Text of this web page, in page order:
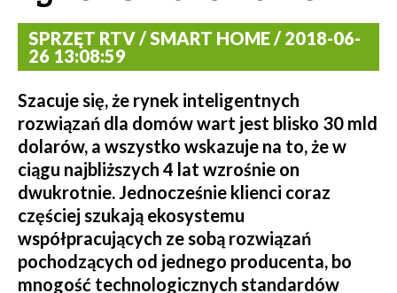
SPRZĘT RTV / SMART HOME / 2018-06-
26 13:08:59
Szacuje się, że rynek inteligentnych
rozwiązań dla domów wart jest blisko 30 mld
dolarów, a wszystko wskazuje na to, że w
ciągu najbliższych 4 lat wzrośnie on
dwukrotnie. Jednocześnie klienci coraz
częściej szukają ekosystemu
współpracujących ze sobą rozwiązań
pochodzących od jednego producenta, bo
mnogość technologicznych standardów